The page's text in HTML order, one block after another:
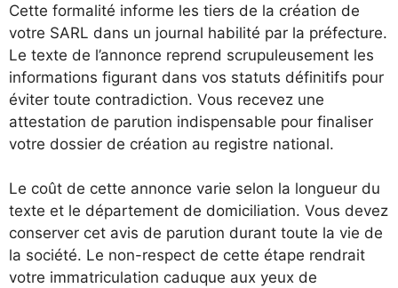
Cette formalité informe les tiers de la création de
votre SARL dans un journal habilité par la préfecture.
Le texte de l’annonce reprend scrupuleusement les
informations figurant dans vos statuts définitifs pour
éviter toute contradiction. Vous recevez une
attestation de parution indispensable pour finaliser
votre dossier de création au registre national.
Le coût de cette annonce varie selon la longueur du
texte et le département de domiciliation. Vous devez
conserver cet avis de parution durant toute la vie de
la société. Le non-respect de cette étape rendrait
votre immatriculation caduque aux yeux de